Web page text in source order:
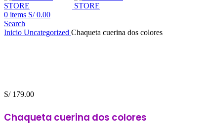
0 items S/0.00
Search
Inicio Uncategorized Chaqueta cuerina dos colores
S/179.00
Chaqueta cuerina dos colores